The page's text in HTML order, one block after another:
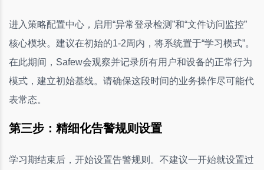
进入策略配置中心，启用“异常登录检测”和“文件访问监控”
核心模块。建议在初始的1-2周内，将系统置于“学习模式”。
在此期间，Safew会观察并记录所有用户和设备的正常行为
模式，建立初始基线。请确保这段时间的业务操作尽可能代
表常态。
第三步：精细化告警规则设置
学习期结束后，开始设置告警规则。不建议一开始就设置过